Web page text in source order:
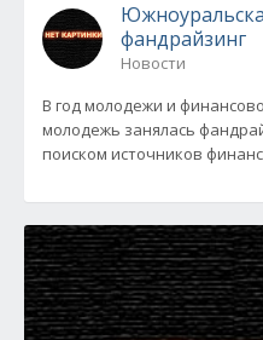
фандрайзинг
Новости
В год молодежи и
молодежь занялась
поиском источников